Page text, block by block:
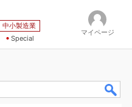
中小製造業
Special
マイページ